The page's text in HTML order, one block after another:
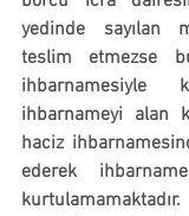
yedinde sayılan
teslim etmezse
ihbarnamesiyle
ihbarnameyi alan
haciz
ederek